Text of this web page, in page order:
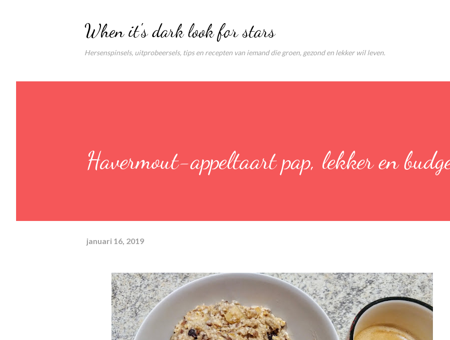
When it's dark look for stars
Hersenspinsels, uitprobeersels, tips en recepten van iemand die groen, gezond en lekker wil leven.
Havermout-appeltaart pap, lekker en
januari 16, 2019